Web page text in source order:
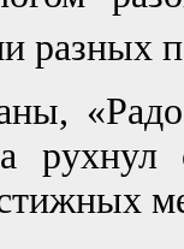
разных
рухнул